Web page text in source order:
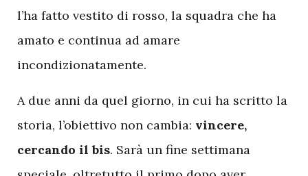
l’ha fatto vestito di rosso, la squadra che ha
amato e continua ad amare
incondizionatamente.
A due anni da quel giorno, in cui ha scritto la
storia, l’obiettivo non cambia: vincere,
cercando il bis. Sarà un fine settimana